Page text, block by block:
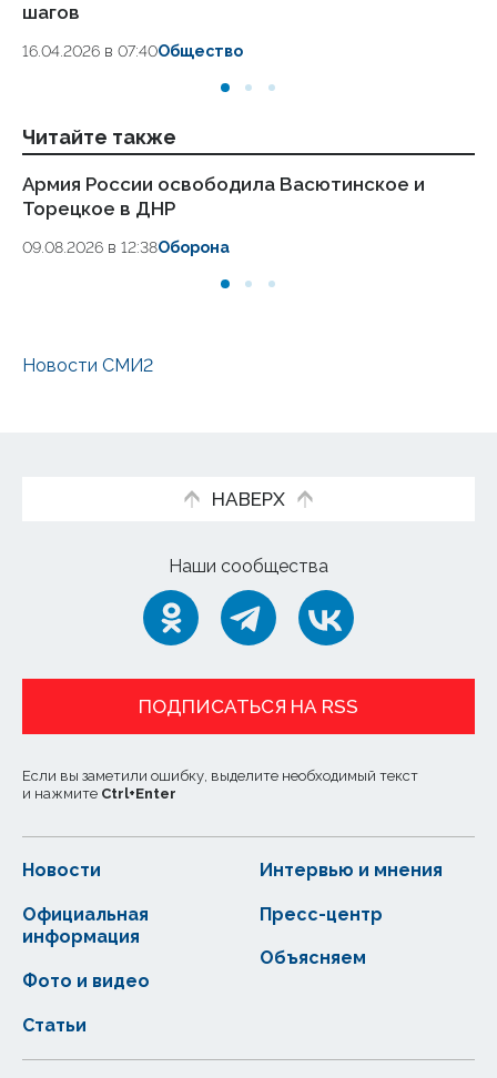
шагов
16.04.2026 в 07:40Общество
Читайте также
Армия России освободила Васютинское и
Торецкое в ДНР
09.08.2026 в 12:38Оборона
Новости СМИ2
НАВЕРХ
Наши сообщества
ПОДПИСАТЬСЯ НА RSS
Если вы заметили ошибку, выделите необходимый текст
и нажмите Ctrl+Enter
Новости
Статьи
Официальная
информация
Интервью и мнения
Фото и видео
Пресс-центр
Объясняем